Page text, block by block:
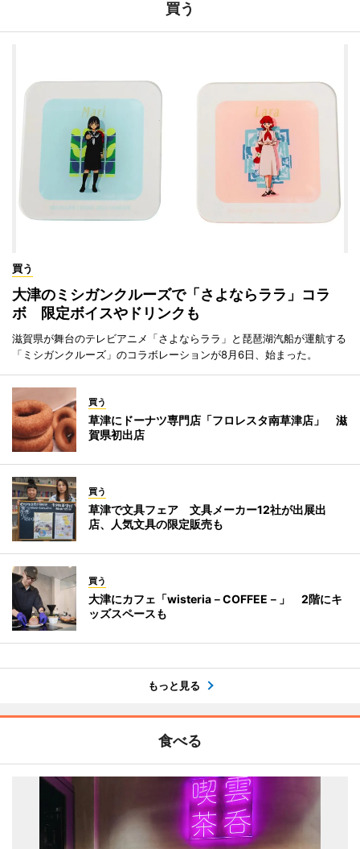
買う
買う
大津のミシガンクルーズで「さよならララ」コラ
ボ 限定ボイスやドリンクも
滋賀県が舞台のテレビアニメ「さよならララ」と琵琶湖汽船が運航する
「ミシガンクルーズ」のコラボレーションが8月6日、始まった。
買う
草津にドーナツ専門店「フロレスタ南草津店」 滋
賀県初出店
買う
草津で文具フェア 文具メーカー12社が出展出
店、人気文具の限定販売も
買う
大津にカフェ「wisteria－COFFEE－」 2階にキ
ッズスペースも
もっと見る
食べる